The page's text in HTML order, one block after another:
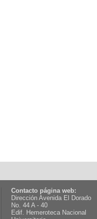
Contacto página web:
Dirección Avenida El Dorado
No. 44 A - 40
Edif. Hemeroteca Nacional